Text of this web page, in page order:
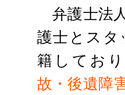
弁護士法
護士とスタ
籍してお
故・後遺障